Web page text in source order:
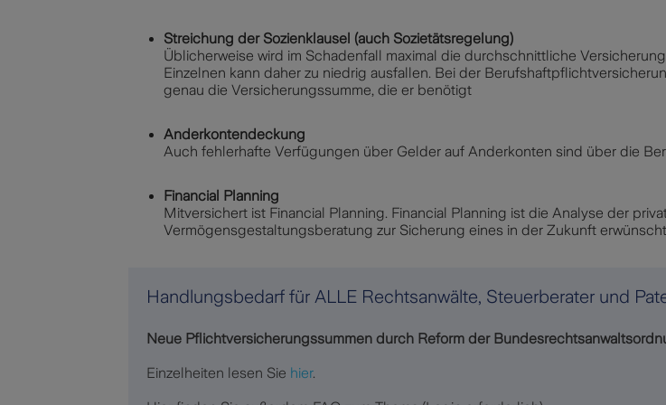
Streichung der Sozienklausel (auch Sozietätsregelung)
Üblicherweise wird im Schadenfall maximal die durchschnittliche
Einzelnen kann daher zu niedrig ausfallen. Bei der
genau die Versicherungssumme, die er benötigt
Anderkontendeckung
Auch fehlerhafte Verfügungen über Gelder auf Anderkonten sind über die
Financial Planning
Mitversichert ist Financial Planning. Financial Planning ist die Analyse der
Vermögensgestaltungsberatung zur Sicherung eines in der Zukunft
Handlungsbedarf für ALLE Rechtsanwälte, Steuerberater und
Neue Pflichtversicherungssummen durch Reform der
Einzelheiten lesen Sie hier.